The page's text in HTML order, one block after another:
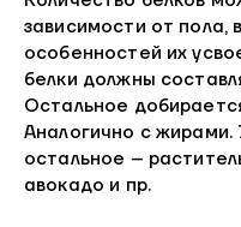
зависимости от пола,
особенностей их
белки должны
Остальное
Аналогично с
остальное –
авокадо и пр.